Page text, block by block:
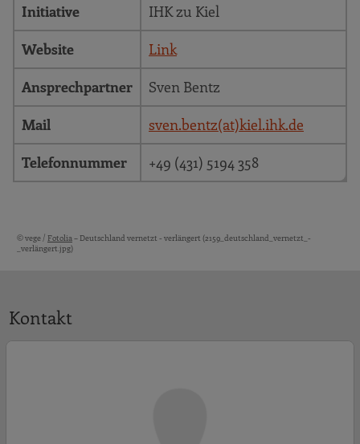
Initiative
IHK zu Kiel
Website
Link
Ansprechpartner
Sven Bentz
Mail
sven.bentz(at)kiel.ihk.de
Telefonnummer
+49 (431) 5194 358
Bildquellen und Copyright-Hinweise
© vege / Fotolia– Deutschland vernetzt - verlängert (2159_deutschland_vernetzt_-
_verlängert.jpg)
Kontakt